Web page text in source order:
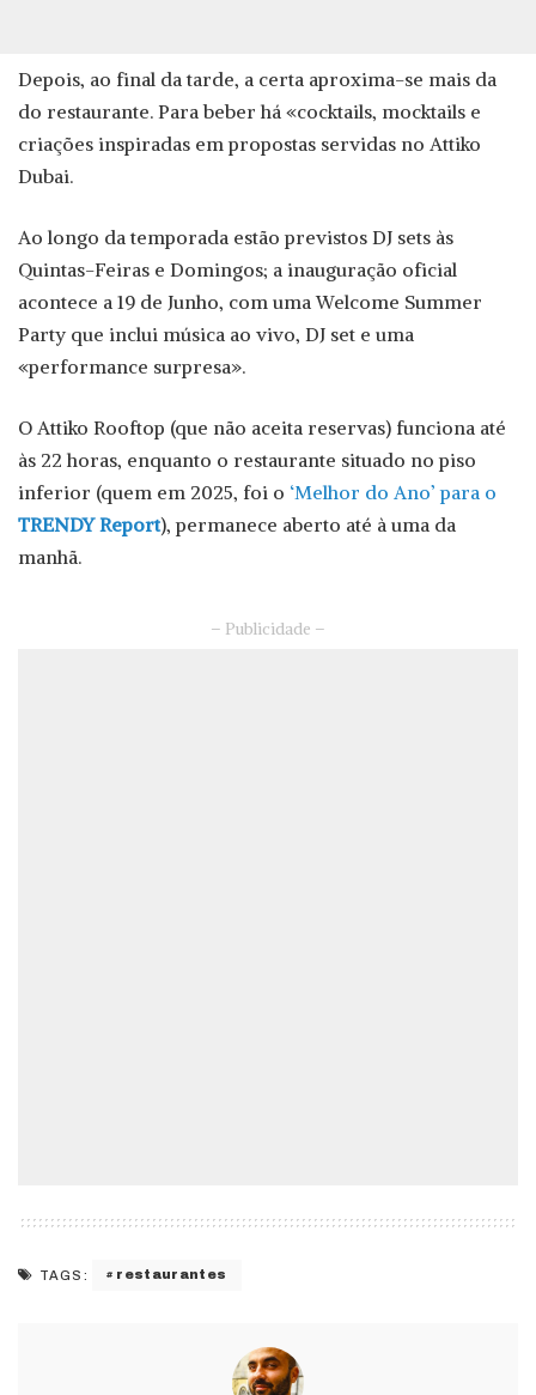
Depois, ao final da tarde, a certa aproxima-se mais da
do restaurante. Para beber há «cocktails, mocktails e
criações inspiradas em propostas servidas no Attiko
Dubai.
Ao longo da temporada estão previstos DJ sets às
Quintas-Feiras e Domingos; a inauguração oficial
acontece a 19 de Junho, com uma Welcome Summer
Party que inclui música ao vivo, DJ set e uma
«performance surpresa».
O Attiko Rooftop (que não aceita reservas) funciona até
às 22 horas, enquanto o restaurante situado no piso
inferior (quem em 2025, foi o ‘Melhor do Ano’ para o
TRENDY Report), permanece aberto até à uma da
manhã.
– Publicidade –
TAGS: restaurantes